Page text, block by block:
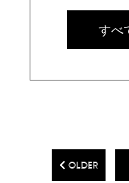
すべ
OLDER